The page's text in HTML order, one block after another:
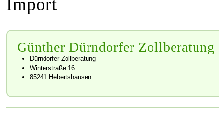
Import
Günther Dürndorfer Zollberatung
Dürndorfer Zollberatung
Winterstraße 16
85241 Hebertshausen